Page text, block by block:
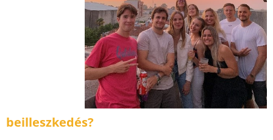
beilleszkedés?